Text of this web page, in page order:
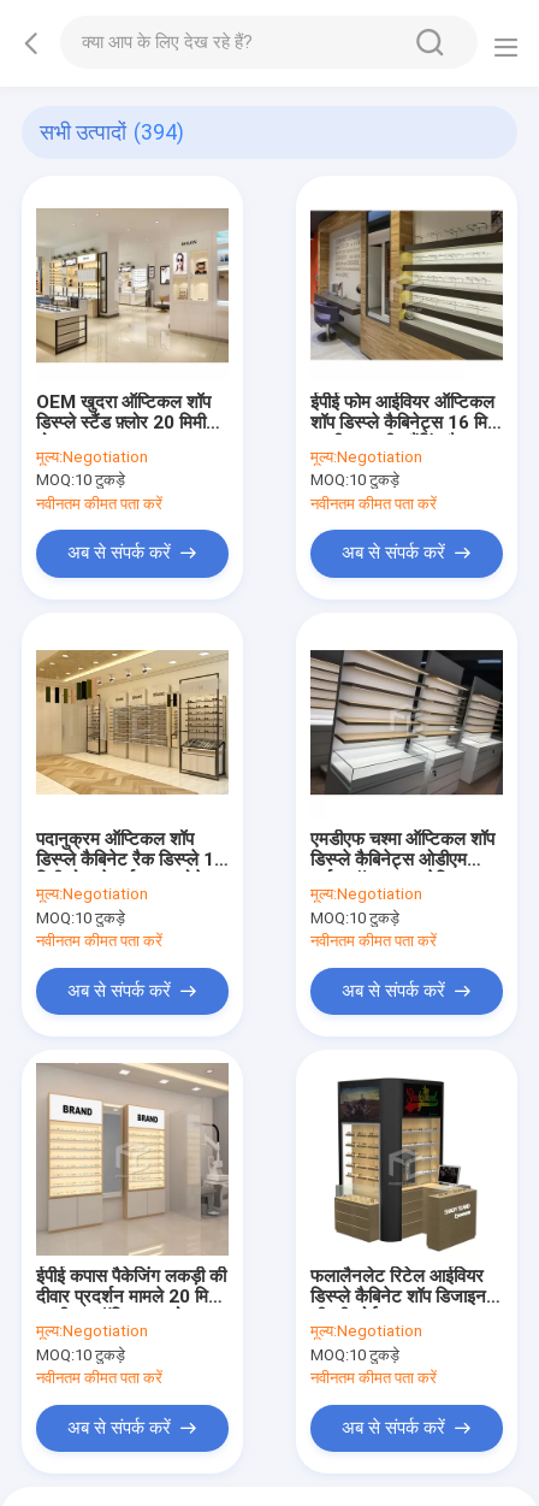
सभी उत्पादों (394)
OEM खुदरा ऑप्टिकल शॉप
डिस्प्ले स्टैंड फ़्लोर 20 मिमी
मूल्य:Negotiation
MOQ:10 टुकड़े
नवीनतम कीमत पता करें
अब से संपर्क करें
ईपीई फोम आईवियर ऑप्टिकल
शॉप डिस्प्ले कैबिनेट्स 16 मिमी
मूल्य:Negotiation
MOQ:10 टुकड़े
नवीनतम कीमत पता करें
अब से संपर्क करें
पदानुक्रम ऑप्टिकल शॉप
डिस्प्ले कैबिनेट रैक डिस्प्ले 10
मूल्य:Negotiation
MOQ:10 टुकड़े
नवीनतम कीमत पता करें
अब से संपर्क करें
एमडीएफ चश्मा ऑप्टिकल शॉप
डिस्प्ले कैबिनेट्स ओडीएम
मूल्य:Negotiation
MOQ:10 टुकड़े
नवीनतम कीमत पता करें
अब से संपर्क करें
ईपीई कपास पैकेजिंग लकड़ी की
दीवार प्रदर्शन मामले 20 मिमी
फर्नीचर
मूल्य:Negotiation
MOQ:10 टुकड़े
नवीनतम कीमत पता करें
अब से संपर्क करें
फलालैनलेट रिटेल आईवियर
डिस्प्ले कैबिनेट शॉप डिजाइन
मूल्य:Negotiation
MOQ:10 टुकड़े
नवीनतम कीमत पता करें
अब से संपर्क करें